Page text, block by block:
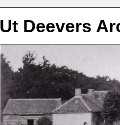
Ut Deevers